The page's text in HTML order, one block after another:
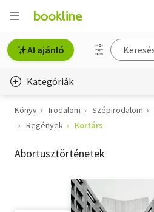
AI ajánló
Kategóriák
Életmód, egészség
Hobbi, szabadidő
Könyv Irodalom Szépirodalom
Regények
Kortárs
Abortusztörténetek